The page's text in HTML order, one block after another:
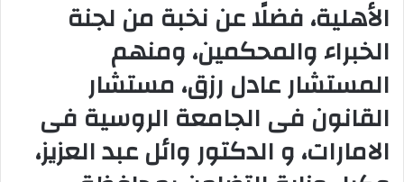
الأهلية، فضلًا عن نخبة من لجنة
الخبراء والمحكمين، ومنهم
المستشار عادل رزق، مستشار
القانون فى الجامعة الروسية فى
الامارات، و الدكتور وائل عبد العزيز،